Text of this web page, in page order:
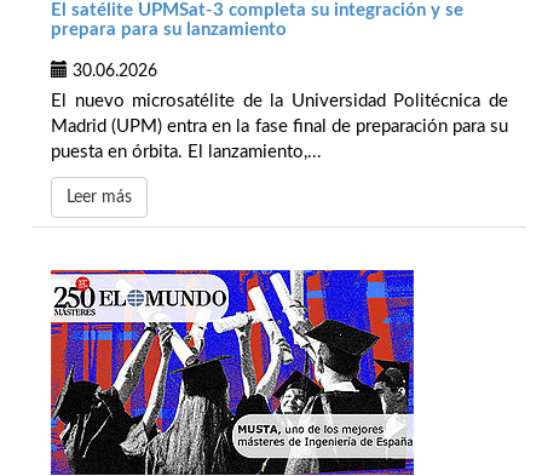
El satélite UPMSat-3 completa su integración y se
prepara para su lanzamiento
30.06.2026
El nuevo microsatélite de la Universidad Politécnica de
Madrid (UPM) entra en la fase final de preparación para su
puesta en órbita. El lanzamiento,...
Leer más